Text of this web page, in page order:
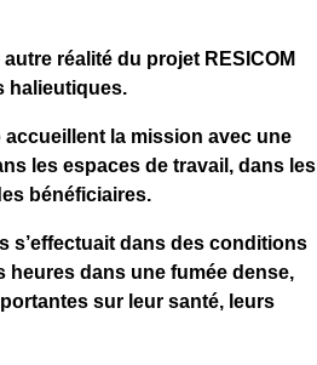
réalité du projet RESICOM
halieutiques.
la mission avec une
les espaces de travail, dans les
bénéficiaires.
s’effectuait dans des conditions
heures dans une fumée dense,
sur leur santé, leurs